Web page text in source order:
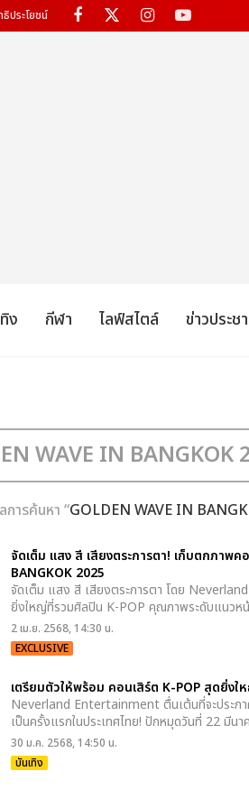
ประโยชน์
ง กีฬา ไลฟ์สไตล์ ข่าวประ
การค้นหา “GOLDEN WAVE IN
จัดเต็ม แสง สี เสียงตระการตา! เก็บตกภาพ
BANGKOK 2025
จัดเต็ม แสง สี เสียงตระการตา โดย
ยิ่งใหญ่ที่รวมศิลปิน K-POP คุณภาพระดับแนวห
2 เม.ย. 2568, 14:30 น.
EXCLUSIVE
เตรียมตัวให้พร้อม คอนเสิร์ต K-POP สุดยิ่งใ
Neverland Entertainment ตื่นเต้นที่จะประก
เป็นครั้งแรกในประเทศไทย! ปักหมุดวันที่ 22 มี
30 ม.ค. 2568, 14:50 น.
บันเทิง